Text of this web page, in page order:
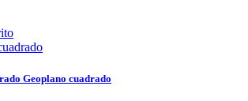
Geoplano cuadrado